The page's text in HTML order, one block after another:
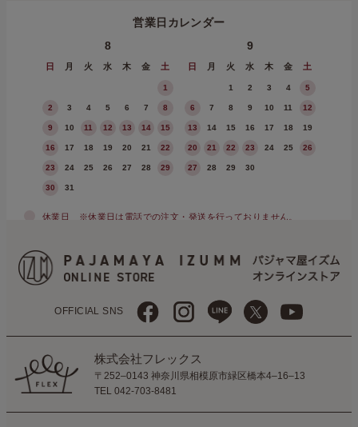
営業日カレンダー
8
日 月 火 水 木 金 土
1
2 3 4 5 6 7 8
9 10 11 12 13 14 15
16 17 18 19 20 21 22
23 24 25 26 27 28 29
30 31
9
日 月 火 水 木 金 土
1 2 3 4 5
6 7 8 9 10 11 12
13 14 15 16 17 18 19
20 21 22 23 24 25 26
27 28 29 30
休業日 ※休業日は電話での注文・発送を行っておりません。
OFFICIAL SNS
株式会社フレックス
〒252–0143 神奈川県相模原市緑区橋本4–16–13
TEL 042-703-8481